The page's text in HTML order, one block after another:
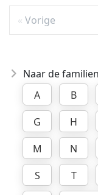
Vorige
Naar de
A
B
G
H
M
N
S
T